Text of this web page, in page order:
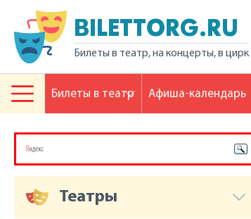
BILETTORG.RU
Билеты в театр, на концерты, в цирк
Театры
Билеты в театр Афиша-календарь